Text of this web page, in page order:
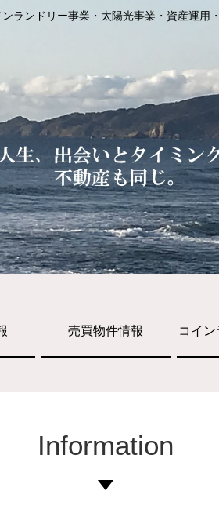
ランドリー事業・太陽光事業・資産運用
売買物件情報 コイ
Information